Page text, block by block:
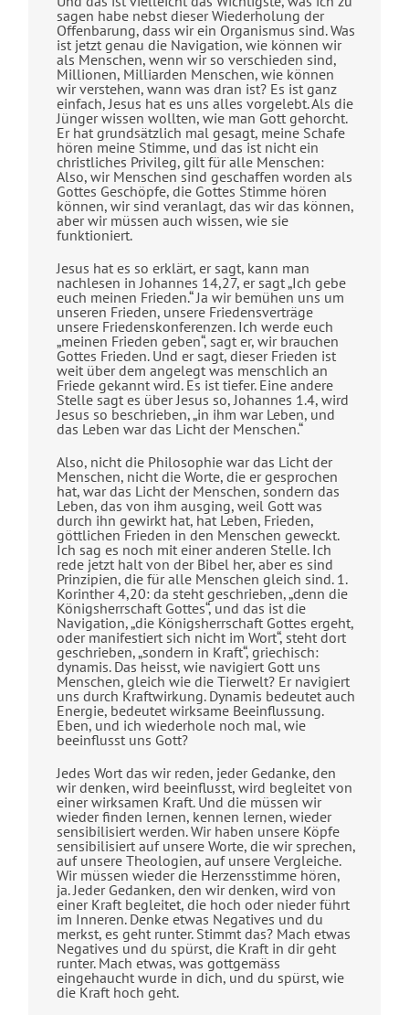
sagen habe nebst dieser Wiederholung der
Offenbarung, dass wir ein Organismus sind. Was
ist jetzt genau die Navigation, wie können wir
als Menschen, wenn wir so verschieden sind,
Millionen, Milliarden Menschen, wie können
wir verstehen, wann was dran ist? Es ist ganz
einfach, Jesus hat es uns alles vorgelebt. Als die
Jünger wissen wollten, wie man Gott gehorcht.
Er hat grundsätzlich mal gesagt, meine Schafe
hören meine Stimme, und das ist nicht ein
christliches Privileg, gilt für alle Menschen:
Also, wir Menschen sind geschaffen worden als
Gottes Geschöpfe, die Gottes Stimme hören
können, wir sind veranlagt, das wir das können,
aber wir müssen auch wissen, wie sie
funktioniert.
Jesus hat es so erklärt, er sagt, kann man
nachlesen in Johannes 14,27, er sagt „Ich gebe
euch meinen Frieden.“ Ja wir bemühen uns um
unseren Frieden, unsere Friedensverträge
unsere Friedenskonferenzen. Ich werde euch
„meinen Frieden geben“, sagt er, wir brauchen
Gottes Frieden. Und er sagt, dieser Frieden ist
weit über dem angelegt was menschlich an
Friede gekannt wird. Es ist tiefer. Eine andere
Stelle sagt es über Jesus so, Johannes 1.4, wird
Jesus so beschrieben, „in ihm war Leben, und
das Leben war das Licht der Menschen.“
Also, nicht die Philosophie war das Licht der
Menschen, nicht die Worte, die er gesprochen
hat, war das Licht der Menschen, sondern das
Leben, das von ihm ausging, weil Gott was
durch ihn gewirkt hat, hat Leben, Frieden,
göttlichen Frieden in den Menschen geweckt.
Ich sag es noch mit einer anderen Stelle. Ich
rede jetzt halt von der Bibel her, aber es sind
Prinzipien, die für alle Menschen gleich sind. 1.
Korinther 4,20: da steht geschrieben, „denn die
Königsherrschaft Gottes“, und das ist die
Navigation, „die Königsherrschaft Gottes ergeht,
oder manifestiert sich nicht im Wort“, steht dort
geschrieben, „sondern in Kraft“, griechisch:
dynamis. Das heisst, wie navigiert Gott uns
Menschen, gleich wie die Tierwelt? Er navigiert
uns durch Kraftwirkung. Dynamis bedeutet auch
Energie, bedeutet wirksame Beeinflussung.
Eben, und ich wiederhole noch mal, wie
beeinflusst uns Gott?
Jedes Wort das wir reden, jeder Gedanke, den
wir denken, wird beeinflusst, wird begleitet von
einer wirksamen Kraft. Und die müssen wir
wieder finden lernen, kennen lernen, wieder
sensibilisiert werden. Wir haben unsere Köpfe
sensibilisiert auf unsere Worte, die wir sprechen,
auf unsere Theologien, auf unsere Vergleiche.
Wir müssen wieder die Herzensstimme hören,
ja. Jeder Gedanken, den wir denken, wird von
einer Kraft begleitet, die hoch oder nieder führt
im Inneren. Denke etwas Negatives und du
merkst, es geht runter. Stimmt das? Mach etwas
Negatives und du spürst, die Kraft in dir geht
runter. Mach etwas, was gottgemäss
eingehaucht wurde in dich, und du spürst, wie
die Kraft hoch geht.